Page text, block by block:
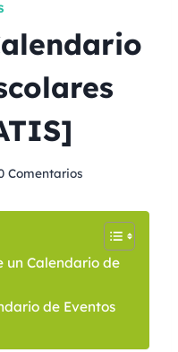
Comentarios
un Calendario de
de Eventos